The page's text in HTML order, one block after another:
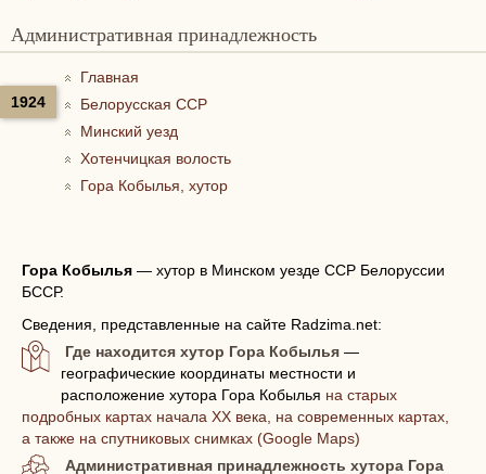
Административная принадлежность
1924
Главная
Белорусская ССР
Минский уезд
Хотенчицкая волость
Гора Кобылья, хутор
Гора Кобылья — хутор в Минском уезде ССР Белоруссии
БССР.
Сведения, представленные на сайте Radzima.net:
Где находится хутор Гора Кобылья —
географические координаты местности и
расположение хутора Гора Кобылья на старых
подробных картах начала XX века, на современных картах,
а также на спутниковых снимках (Google Maps)
Административная принадлежность хутора Гора